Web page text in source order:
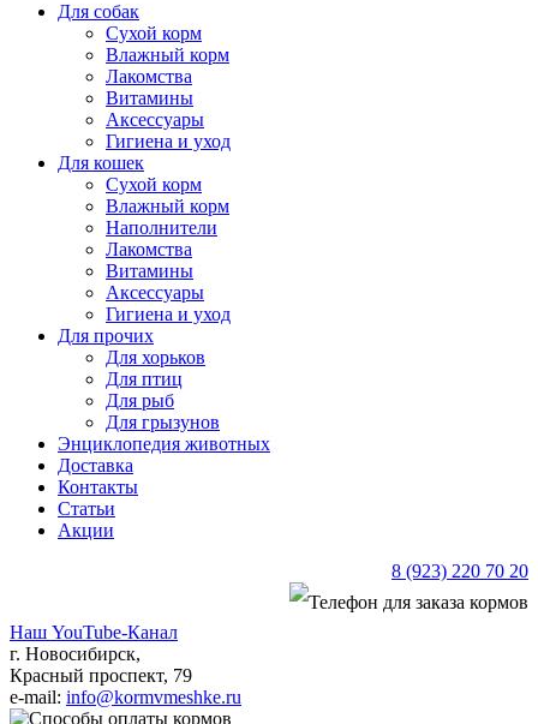
Для собак
Сухой корм
Влажный корм
Лакомства
Витамины
Аксессуары
Гигиена и уход
Для кошек
Сухой корм
Влажный корм
Наполнители
Лакомства
Витамины
Аксессуары
Гигиена и уход
Для прочих
Для хорьков
Для птиц
Для рыб
Для грызунов
Энциклопедия животных
Доставка
Контакты
Статьи
Акции
8 (923) 220 70 20
Наш YouTube-Канал
г. Новосибирск,
Красный проспект, 79
e-mail: info@kormvmeshke.ru